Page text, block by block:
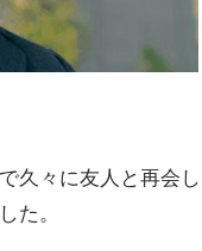
久々に友人と再会し
た。